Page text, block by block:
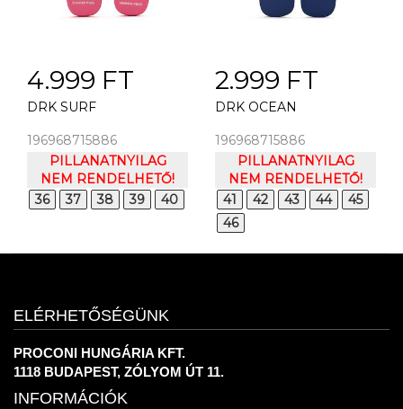
4.999 FT
DRK SURF
196968715886
PILLANATNYILAG
NEM RENDELHETŐ!
36
37 38 39 40
2.999 FT
DRK OCEAN
196968715886
PILLANATNYILAG
NEM RENDELHETŐ!
41
42 43 44
45
46
ELÉRHETŐSÉGÜNK
PROCONI HUNGÁRIA KFT.
1118 BUDAPEST, ZÓLYOM ÚT 11.
INFORMÁCIÓK